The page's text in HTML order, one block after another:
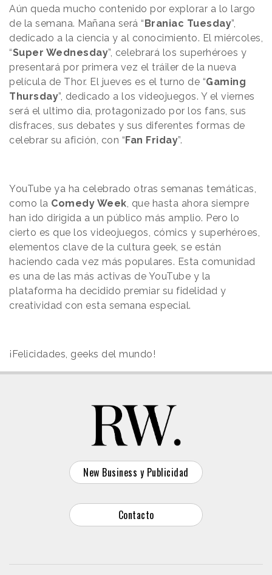
Aún queda mucho contenido por explorar a lo largo
de la semana. Mañana será “Braniac Tuesday”,
dedicado a la ciencia y al conocimiento. El miércoles,
“Super Wednesday”, celebrará los superhéroes y
presentará por primera vez el tráiler de la nueva
película de Thor. El jueves es el turno de “Gaming
Thursday”, dedicado a los videojuegos. Y el viernes
será el ultimo dia, protagonizado por los fans, sus
disfraces, sus debates y sus diferentes formas de
celebrar su afición, con “Fan Friday”.
YouTube ya ha celebrado otras semanas temáticas,
como la Comedy Week , que hasta ahora siempre
han ido dirigida a un público más amplio. Pero lo
cierto es que los videojuegos, cómics y superhéroes,
elementos clave de la cultura geek, se están
haciendo cada vez más populares. Esta comunidad
es una de las más activas de YouTube y la
plataforma ha decidido premiar su fidelidad y
creatividad con esta semana especial.
¡Felicidades, geeks del mundo!
New Business y Publicidad
Contacto